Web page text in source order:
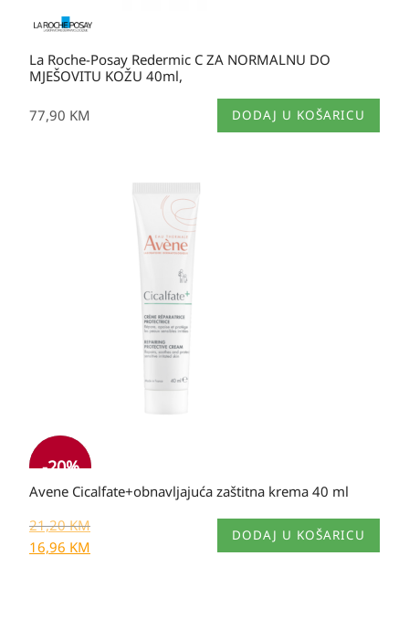
La Roche-Posay Redermic C ZA NORMALNU DO
MJEŠOVITU KOŽU 40ml,
77,90 KM DODAJ U KOŠARICU
-20%
Avene Cicalfate+obnavljajuća zaštitna krema 40 ml
21,20KM
16,96 KM
DODAJ U KOŠARICU